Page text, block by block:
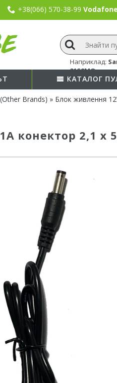
+38(066) 570-38-99 Vodafone
Наприклад:
21S8MQ
КАТАЛОГ
Brands) » Блок живлення
конектор 2,1 х